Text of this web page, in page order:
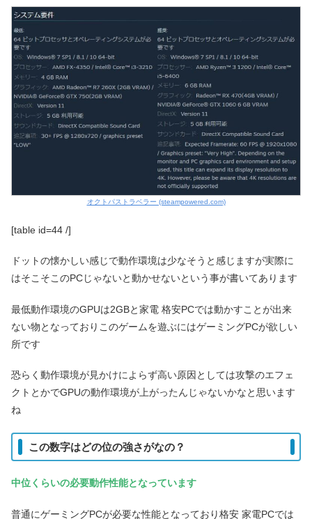
オクトパストラベラー (steampowered.com)
[table id=44 /]
ドットの懐かしい感じで動作環境は少なそうと感じますが実際に
はそこそこのPCじゃないと動かせないという事が書いてあります
最低動作環境のGPUは2GBと家電 格安PCでは動かすことが出来
ない物となっておりこのゲームを遊ぶにはゲーミングPCが欲しい
所です
恐らく動作環境が見かけによらず高い原因としては攻撃のエフェ
クトとかでGPUの動作環境が上がったんじゃないかなと思います
ね
この数字はどの位の強さがなの？
中位くらいの必要動作性能となっています
普通にゲーミングPCが必要な性能となっており格安 家電PCでは